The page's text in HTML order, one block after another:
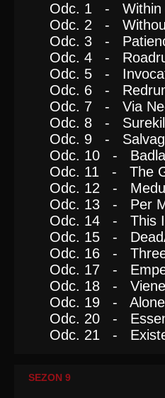
Odc. 1 - Within
Odc. 2 -
Odc. 3 -
Odc. 4 -
Odc. 5 -
Odc. 6 -
Odc. 7 - Via
Odc. 8 - Surekill
Odc. 9 -
Odc. 10 -
Odc. 11 - The
Odc. 12 -
Odc. 13 - Per
Odc. 14 - This
Odc. 15 -
Odc. 16 -
Odc. 17 -
Odc. 18 -
Odc. 19 - Alone
Odc. 20 -
Odc. 21 -
SEZON 9